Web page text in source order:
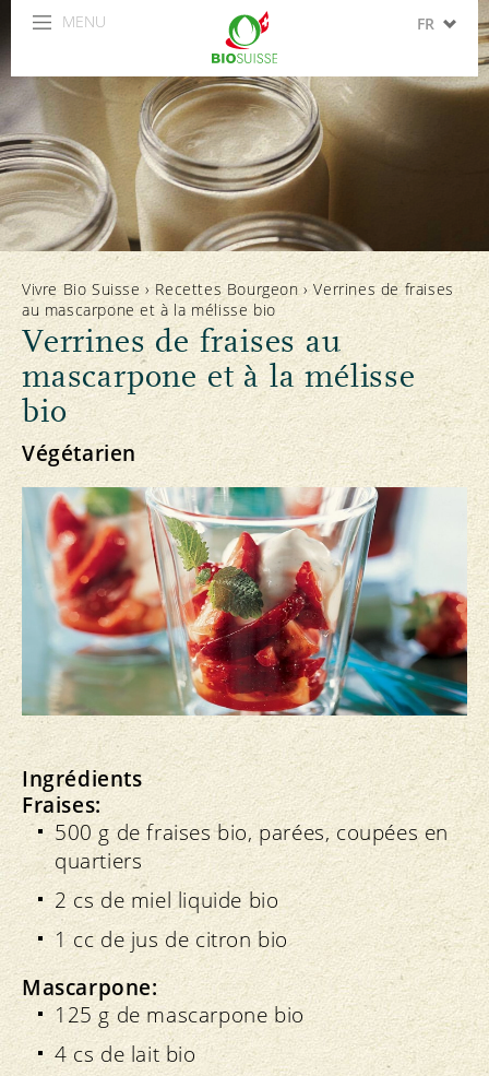
MENU FR
ES
Vivre Bio Suisse › Recettes Bourgeon›Verrines de fraises
au mascarpone et à la mélisse bio
Verrines de fraises au
mascarpone et à la mélisse
bio
Végétarien
Ingrédients
Fraises:
500 g de fraises bio, parées, coupées en
quartiers
2 cs de miel liquide bio
1 cc de jus de citron bio
Mascarpone:
125 g de mascarpone bio
4 cs de lait bio